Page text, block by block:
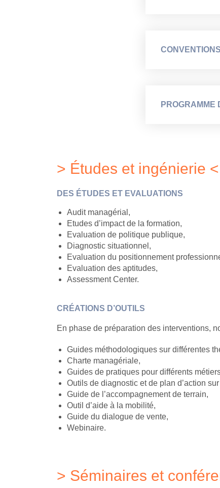
CONVENTIONS
PROGRAMME
> Études et ingénierie <
DES ÉTUDES ET EVALUATIONS
Audit managérial,
Etudes d’impact de la formation,
Evaluation de politique publique,
Diagnostic situationnel,
Evaluation du positionnement
Evaluation des aptitudes,
Assessment Center.
CRÉATIONS D’OUTILS
En phase de préparation des interventions,
Guides méthodologiques sur différentes
Charte managériale,
Guides de pratiques pour différents
Outils de diagnostic et de plan d’action
Guide de l’accompagnement de terrain,
Outil d’aide à la mobilité,
Guide du dialogue de vente,
Webinaire.
> Séminaires et